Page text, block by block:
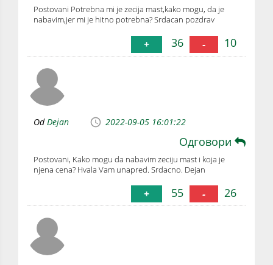
Postovani Potrebna mi je zecija mast,kako mogu, da je
nabavim,jer mi je hitno potrebna? Srdacan pozdrav
+ 36 - 10
OdDejan 2022-09-05 16:01:22
Одговори
Postovani, Kako mogu da nabavim zeciju mast i koja je
njena cena? Hvala Vam unapred. Srdacno. Dejan
+ 55 - 26